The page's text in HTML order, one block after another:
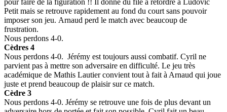
Petit mais se retrouve rapidement au fond du court sans pouvoir
imposer son jeu. Arnaud perd le match avec beaucoup de
frustration.
Nous perdons 4-0.
Cèdres 4
Nous perdons 4-0. Jérémy est toujours aussi combatif. Cyril ne
parvient pas à mettre son adversaire en difficulté. Le jeu très
académique de Mathis Lautier convient tout à fait à Arnaud qui joue
juste et prend beaucoup de plaisir sur ce match.
Cèdre 3
Nous perdons 4-0. Jérémy se retrouve une fois de plus devant un